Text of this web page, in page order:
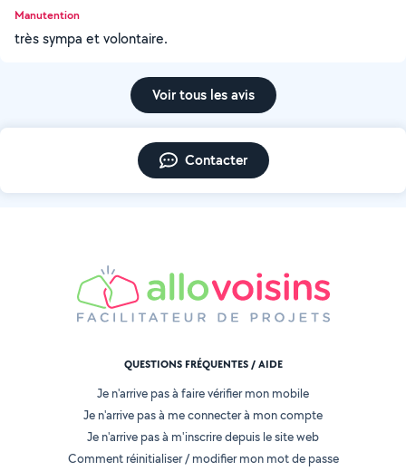
Manutention
très sympa et volontaire.
Voir tous les avis
Contacter
QUESTIONS FRÉQUENTES / AIDE
Je n'arrive pas à faire vérifier mon mobile
Je n'arrive pas à me connecter à mon compte
Je n'arrive pas à m'inscrire depuis le site web
Comment réinitialiser / modifier mon mot de passe